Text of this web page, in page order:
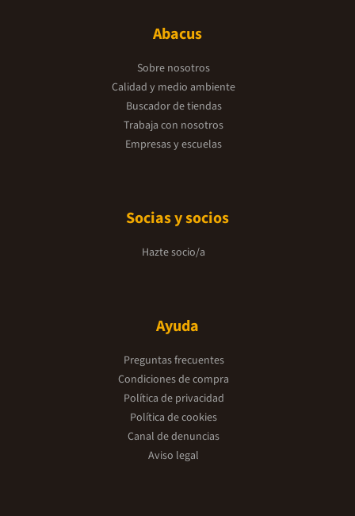
Abacus
Sobre nosotros
Calidad y medio ambiente
Buscador de tiendas
Trabaja con nosotros
Empresas y escuelas
Socias y socios
Hazte socio/a
Ayuda
Preguntas frecuentes
Condiciones de compra
Política de privacidad
Política de cookies
Canal de denuncias
Aviso legal